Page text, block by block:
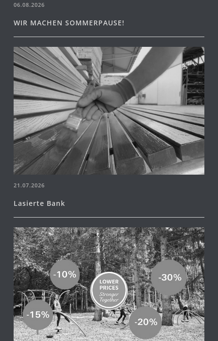
06.08.2026
WIR MACHEN SOMMERPAUSE!
21.07.2026
Lasierte Bank